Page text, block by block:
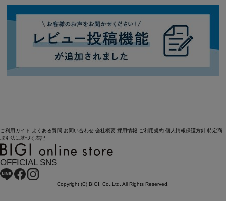
ご利用ガイド よくある質問 お問い合わせ 会社概要 採用情報 ご利用規約 個人情報保護方針 特定商
取引法に基づく表記
OFFICIAL SNS
Copyright (C) BIGI. Co.,Ltd. All Rights Reserved.